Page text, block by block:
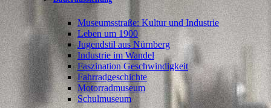
Museumsstraße: Kultur und Industrie
Leben um 1900
Jugendstil aus Nürnberg
Industrie im Wandel
Faszination Geschwindigkeit
Fahrradgeschichte
Motorradmuseum
Schulmuseum